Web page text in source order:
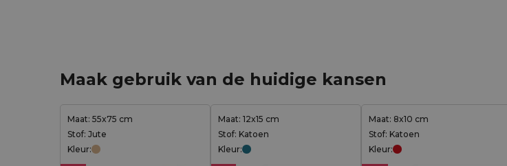
Maak gebruik van de huidige kansen
Maat: 55x75 cm
Stof: Jute
Kleur:
Maat: 12x15 cm
Stof: Katoen
Kleur:
Maat: 8x10 cm
Stof: Katoen
Kleur: